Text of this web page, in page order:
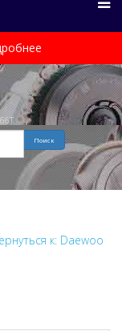
Поиск
к: Daewoo